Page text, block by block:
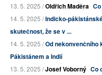
13. 5. 2025 /Oldřich Maděra
14. 5. 2025 /Indicko-
skutečnost, že se v ...
14. 5. 2025 /Od nekonvenčního
Pákistánem a Indií
13. 5. 2025 /Josef Voborný Co